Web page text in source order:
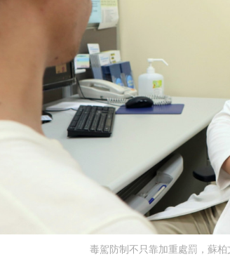
毒駕防制不只靠加重處罰，蘇